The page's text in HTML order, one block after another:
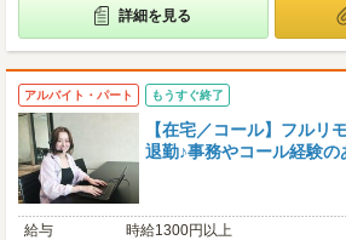
詳細を見る
アルバイト・パート もうすぐ終了
【在宅／コール】フル
退勤♪事務やコール経験
給与
時給1300円以上